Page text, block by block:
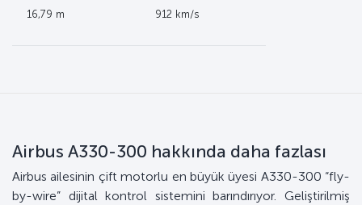
16,79 m 912 km/s
Airbus A330-300 hakkında daha fazlası
Airbus ailesinin çift motorlu en büyük üyesi A330-300 “fly-
by-wire” dijital kontrol sistemini barındırıyor. Geliştirilmiş